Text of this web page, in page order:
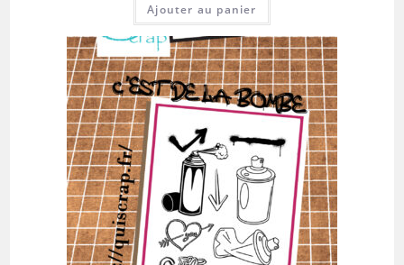
Ajouter au panier